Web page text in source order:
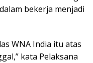
bekerja menjadi
WNA India itu atas
kata Pelaksana